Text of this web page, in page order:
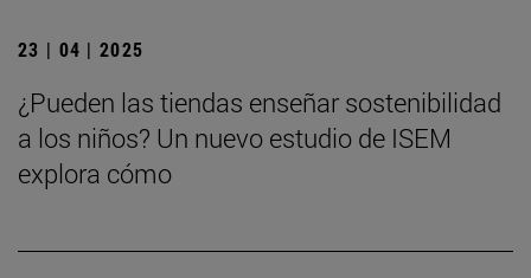
23 | 04 | 2025
¿Pueden las tiendas enseñar sostenibilidad
a los niños? Un nuevo estudio de ISEM
explora cómo